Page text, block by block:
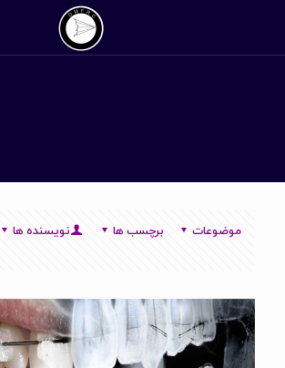
موضوعات برچسب ها
نویسنده ها